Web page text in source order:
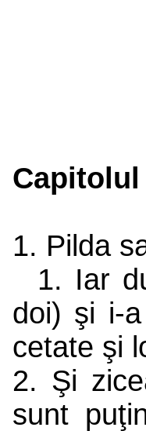
Capitolul
1. Pilda
1. Iar
doi) şi i-
cetate şi
2. Şi
sunt